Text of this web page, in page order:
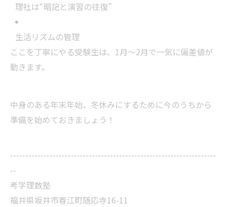
理社は“暗記と演習の往復”
生活リズムの管理
ここを丁寧にやる受験生は、1月～2月で一気に偏差値が
動きます。
中身のある年末年始、冬休みにするために今のうちから
準備を始めておきましょう！
--------------------------------------------------------------------
--
考学理数塾
福井県坂井市春江町随応寺16-11